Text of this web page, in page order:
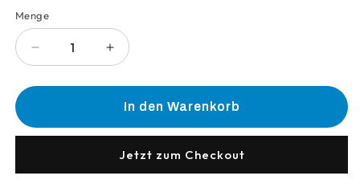
Anzahl
Menge
Verringere
die
Menge
O-
Erhöhe
die
Menge
für
O-
Ring
In den Warenkorb
Jetzt zum Checkout